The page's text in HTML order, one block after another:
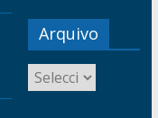
Arquivo